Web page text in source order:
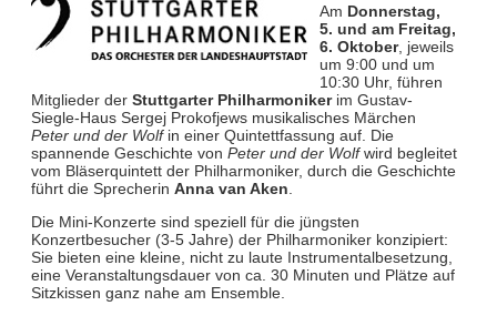
Am Donnerstag,
5. und am Freitag,
6. Oktober, jeweils
um 9:00 und um
10:30 Uhr, führen
Mitglieder der Stuttgarter Philharmonikerim Gustav-
Siegle-Haus Sergej Prokofjews musikalisches Märchen
Peter und der Wolfin einer Quintettfassung auf. Die
spannende Geschichte von Peter und der Wolfwird begleitet
vom Bläserquintett der Philharmoniker, durch die Geschichte
führt die Sprecherin Anna van Aken
Die Mini-Konzerte sind speziell für die jüngsten
Konzertbesucher (3-5 Jahre) der Philharmoniker konzipiert:
Sie bieten eine kleine, nicht zu laute Instrumentalbesetzung,
eine Veranstaltungsdauer von ca. 30 Minuten und Plätze auf
Sitzkissen ganz nahe am Ensemble.